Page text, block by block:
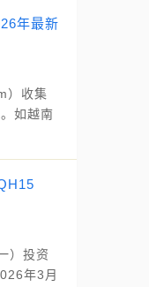
年最新
）收集
如越南
）投资
年3月